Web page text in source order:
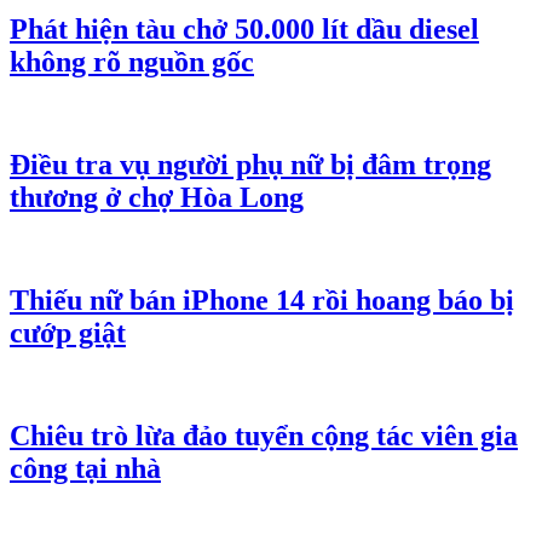
Phát hiện tàu chở 50.000 lít dầu diesel
không rõ nguồn gốc
Điều tra vụ người phụ nữ bị đâm trọng
thương ở chợ Hòa Long
Thiếu nữ bán iPhone 14 rồi hoang báo bị
cướp giật
Chiêu trò lừa đảo tuyển cộng tác viên gia
công tại nhà